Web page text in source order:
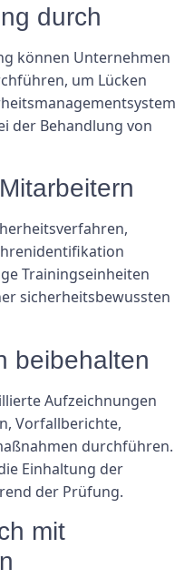
durch
können Unternehmen
um Lücken
der Behandlung von
Trainingseinheiten
sicherheitsbewussten
beibehalten
Aufzeichnungen
Vorfallberichte,
durchführen.
Einhaltung der
der Prüfung.
mit